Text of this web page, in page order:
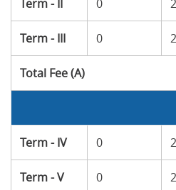
Term - II 0
Term - III 0
Total Fee (A)
Term - IV 0
Term - V 0